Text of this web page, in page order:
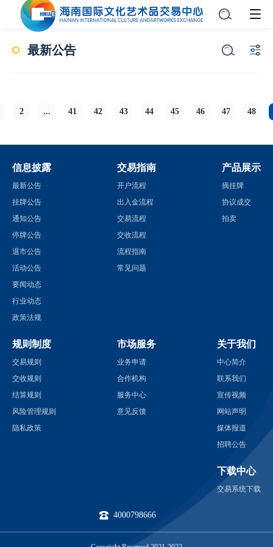
最新公告
2 ... 41 42 43 44 45 46 47 48
信息披露
最新公告
挂牌公告
通知公告
停牌公告
退市公告
活动公告
要闻动态
行业动态
政策法规
交易指南
开户流程
出入金流程
交易流程
交收流程
流程指南
常见问题
产品展示
摘挂牌
协议成交
拍卖
规则制度
交易规则
交收规则
结算规则
风险管理规则
隐私政策
市场服务
业务申请
合作机构
服务中心
意见反馈
关于我们
中心简介
联系我们
宣传视频
网站声明
媒体报道
招聘公告
下载中心
交易系统下载
4000798666